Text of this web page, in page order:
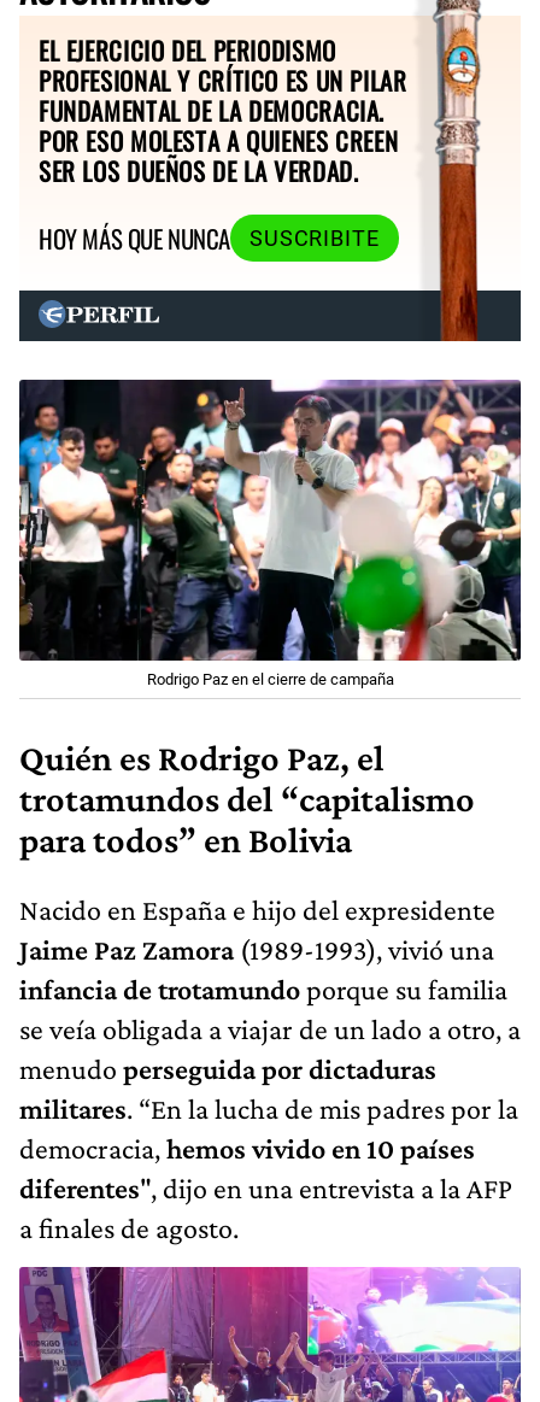
EL EJERCICIO DEL PERIODISMO
PROFESIONAL Y CRÍTICO ES UN PILAR
FUNDAMENTAL DE LA DEMOCRACIA.
POR ESO MOLESTA A QUIENES CREEN
SER LOS DUEÑOS DE LA VERDAD.
HOY MÁS QUE NUNCA
SUSCRIBITE
Rodrigo Paz en el cierre de campaña
Quién es Rodrigo Paz, el
trotamundos del “capitalismo
para todos” en Bolivia
Nacido en España e hijo del expresidente
Jaime Paz Zamora(1989-1993), vivió una
infancia de trotamundoporque su familia
se veía obligada a viajar de un lado a otro, a
menudo perseguida por dictaduras
militares. “En la lucha de mis padres por la
democracia,hemos vivido en 10 países
diferentes", dijo en una entrevista a la AFP
a finales de agosto.